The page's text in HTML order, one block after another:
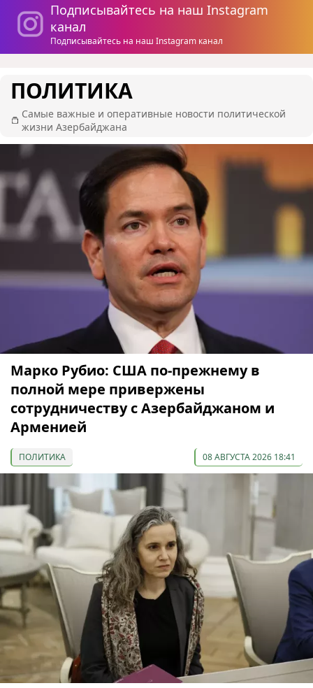
Подписывайтесь на наш Instagram
канал
Подписывайтесь на наш Instagram канал
ПОЛИТИКА
Самые важные и оперативные новости политической
жизни Азербайджана
Марко Рубио: США по-прежнему в
полной мере привержены
сотрудничеству с Азербайджаном и
Арменией
ПОЛИТИКА 08 АВГУСТА 2026 18:41